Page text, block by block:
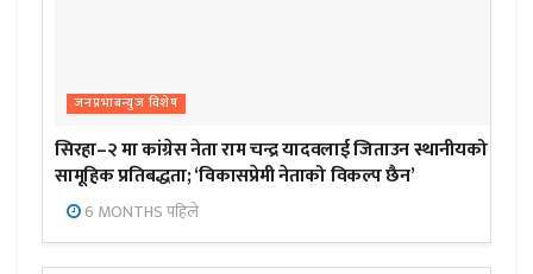
जनप्रभाबन्युज विशेष
सिरहा–२ मा कांग्रेस नेता राम चन्द्र यादवलाई जिताउन स्थानीयको
सामूहिक प्रतिबद्धता; ‘विकासप्रेमी नेताको विकल्प छैन’
6 MONTHS पहिले